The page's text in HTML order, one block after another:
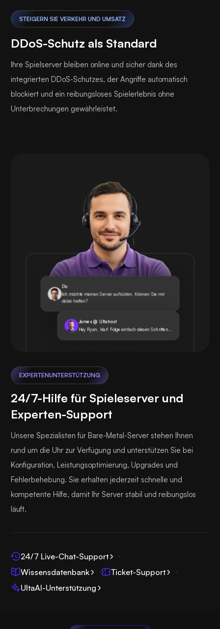
STEIGERN SIE VERKEHR UND UMSATZ
DDoS-Schutz als Standard
Ihre Spielserver bleiben online und sicher dank des
integrierten DDoS-Schutzes, der Angriffe automatisch
blockiert und ein reibungsloses Spielerlebnis ohne
Unterbrechungen gewährleistet.
Du
Ich möchte meinen Server aufrüsten. Können Sie mir
dabei helfen?
James @ Ultahost
Hey Ryan, klar! Folge einfach diesen Schritten...
EXPERTENUNTERSTÜTZUNG
24/7-Hilfe für Spieleserver und
Experten-Support
Unsere Spezialisten für Bare-Metal-Server stehen Ihnen
rund um die Uhr zur Verfügung und unterstützen Sie bei
Konfiguration, Leistungsoptimierung, Upgrades und
Fehlerbehebung. Sie erhalten jederzeit schnelle und
kompetente Hilfe, damit Ihr Server stabil und reibungslos
läuft.
24/7 Live-Chat-Support
Wissensdatenbank
Ticket-Support
UltaAI-Unterstützung